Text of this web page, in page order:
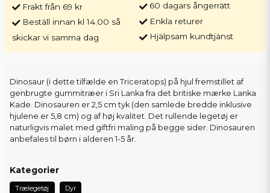
Frakt från 69 kr
Beställ innan kl 14.00 så
skickar vi samma dag
60 dagars ångerrätt
Enkla returer
Hjälpsam kundtjänst
Dinosaur (i dette tilfælde en Triceratops) på hjul fremstillet af
genbrugte gummitræer i Sri Lanka fra det britiske mærke Lanka
Kade. Dinosauren er 2,5 cm tyk (den samlede bredde inklusive
hjulene er 5,8 cm) og af høj kvalitet. Det rullende legetøj er
naturligvis malet med giftfri maling på begge sider. Dinosauren
anbefales til børn i alderen 1-5 år.
Kategorier
Trælegetøj Dyr